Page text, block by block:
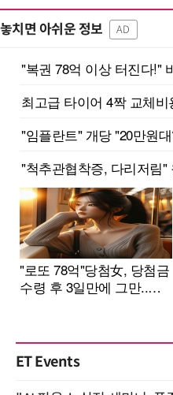
놓치면 아쉬운 정보 AD
ET Events